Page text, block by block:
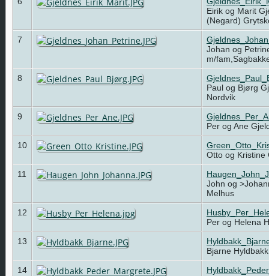
Eirik og Marit
(Negard)
7
Johan og
m/
8
Paul og Bjørg
Nordvik
9
Per og Ane
10
Otto og
11
John og
Melhus
12
Per og Helena
13
Bjarne
14